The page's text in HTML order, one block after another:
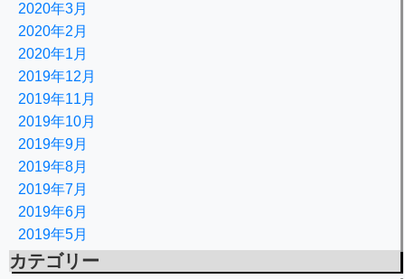
2020年3月
2020年2月
2020年1月
2019年12月
2019年11月
2019年10月
2019年9月
2019年8月
2019年7月
2019年6月
2019年5月
カテゴリー